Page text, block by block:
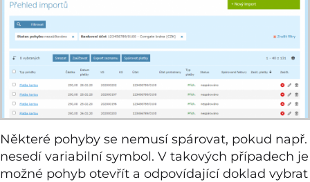
Některé pohyby se nemusí spárovat, pokud např.
nesedí variabilní symbol. V takových případech je
možné pohyb otevřít a odpovídající doklad vybrat